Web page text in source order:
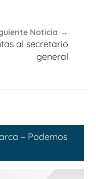
Noticia
al secretario
general
– Podemos